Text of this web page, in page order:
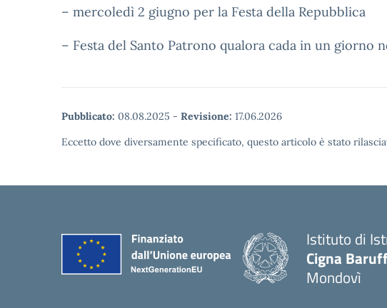
– mercoledì 2 giugno per la Festa della Repubblica
– Festa del Santo Patrono qualora cada in un giorno
Pubblicato: 08.08.2025 - Revisione: 17.06.2026
Eccetto dove diversamente specificato, questo articolo è stato
Istituto di
Cigna
Mondovì
— Visita la